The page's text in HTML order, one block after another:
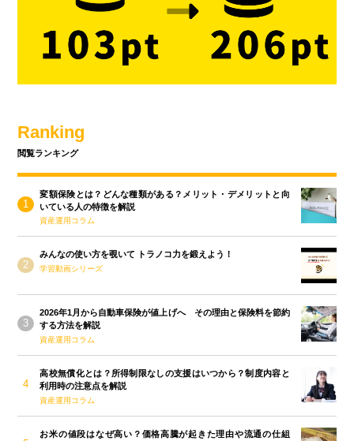
Ranking
閲覧ランキング
変額保険とは？どんな種類がある？メリット・デメリットと向
いている人の特徴を解説
資産運用コラム
みんなの使い方を覗いて トラノコ力を鍛えよう！
学習動画シリーズ
2026年1月から自動車保険が値上げへ その理由と保険料を節約
する方法を解説
資産運用コラム
高校無償化とは？所得制限なしの支援はいつから？制度内容と
利用時の注意点を解説
資産運用コラム
お米の値段はなぜ高い？価格高騰が起きた理由や流通の仕組